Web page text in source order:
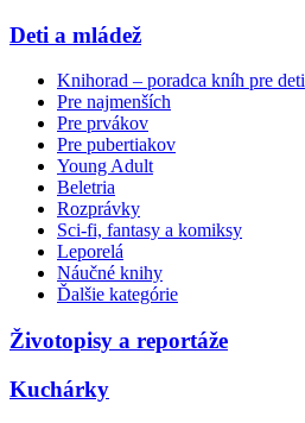
Deti a mládež
Knihorad – poradca kníh pre deti
Pre najmenších
Pre prvákov
Pre pubertiakov
Young Adult
Beletria
Rozprávky
Sci-fi, fantasy a komiksy
Leporelá
Náučné knihy
Ďalšie kategórie
Životopisy a reportáže
Kuchárky